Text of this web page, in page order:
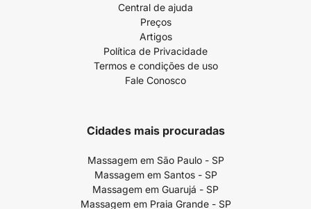
Central de ajuda
Preços
Artigos
Política de Privacidade
Termos e condições de uso
Fale Conosco
Cidades mais procuradas
Massagem em São Paulo - SP
Massagem em Santos - SP
Massagem em Guarujá - SP
Massagem em Praia Grande - SP